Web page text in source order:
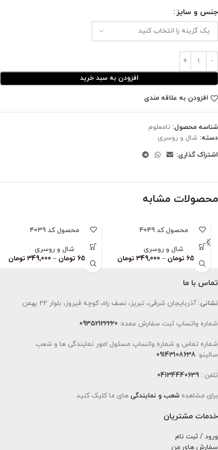
جنس و سایز
افزودن به سبد خرید
افزودن به علاقه مندی
شناسه محصول: نامعلوم
دسته: شال و روسری
اشتراک گذاری:
محصولات مشابه
محصول کد 4049
شال و روسری
659,000 تومان –
349,000 تومان
محصول کد 4039
شال و روسری
659,000 تومان –
349,000 تومان
تماس با ما
نشانی: آذربایجان شرقی، تبریز، نصف راه، کوچه فیروز، بلوار 22 بهمن
شماره واتساپ ثبت سفارش عمده: 09352122220
شماره تماس و شماره واتساپ مسئول امور نمایندگی ها و شعب
سالینو: 09143108638
تلفن : 04134440639
برای مشاهده شعب و نمایندگی های ما کلیک کنید
خدمات مشتریان
ورود / ثبت نام
سفارش های من